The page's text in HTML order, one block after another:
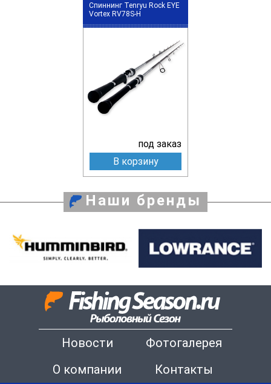
Спиннинг Tenryu Rock EYE
Vortex RV78S-H
под заказ
В корзину
Наши бренды
Новости
Фотогалерея
О компании
Контакты